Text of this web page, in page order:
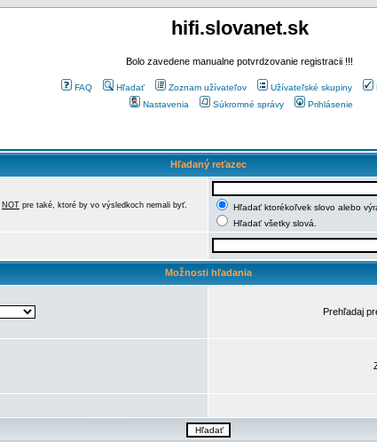
hifi.slovanet.sk
Bolo zavedene manualne potvrdzovanie registracii !!!
FAQ Hľadať Zoznam užívateľov Užívateľské skupiny
Nastavenia
Súkromné správy Prihlásenie
Hľadaný reťazec
NOT pre také, ktoré by vo výsledkoch nemali byť.
Hľadať ktorékoľvek slovo alebo
Hľadať všetky slová.
Možnosti hľadania
Prehľadaj